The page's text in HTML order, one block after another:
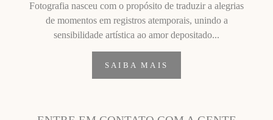
Fotografia nasceu com o propósito de traduzir a alegrias
de momentos em registros atemporais, unindo a
sensibilidade artística ao amor depositado...
SAIBA MAIS